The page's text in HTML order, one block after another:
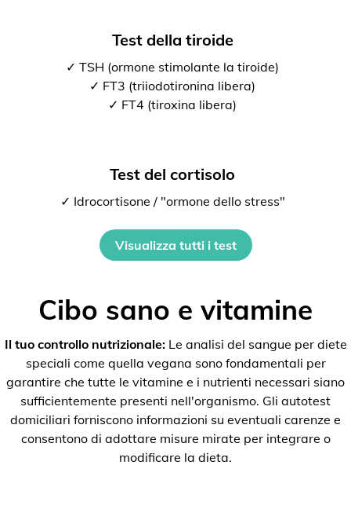
Test della tiroide
✓ TSH (ormone stimolante la tiroide)
✓ FT3 (triiodotironina libera)
✓ FT4 (tiroxina libera)
Test del cortisolo
✓ Idrocortisone / "ormone dello stress"
Visualizza tutti i test
Cibo sano e vitamine
Il tuo controllo nutrizionale:Le analisi del sangue per diete
speciali come quella vegana sono fondamentali per
garantire che tutte le vitamine e i nutrienti necessari siano
sufficientemente presenti nell'organismo. Gli autotest
domiciliari forniscono informazioni su eventuali carenze e
consentono di adottare misure mirate per integrare o
modificare la dieta.